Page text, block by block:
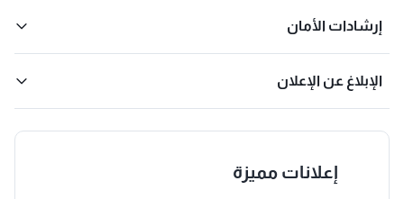
إرشادات الأمان
الإبلاغ عن الإعلان
إعلانات مميزة